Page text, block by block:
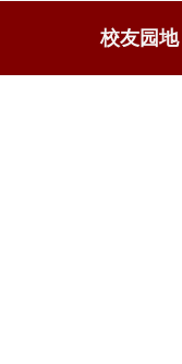
校友园地